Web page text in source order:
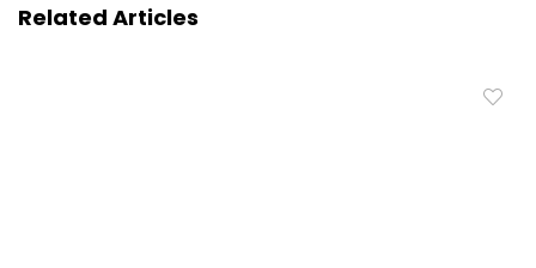
Related Articles